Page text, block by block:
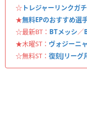
☆ トレジャーリンクガ
★無料EPのおすすめ選
☆最新BT： BTメッシ／
★木曜ST： ヴォジーニ
☆無料ST： 復刻Jリーグ